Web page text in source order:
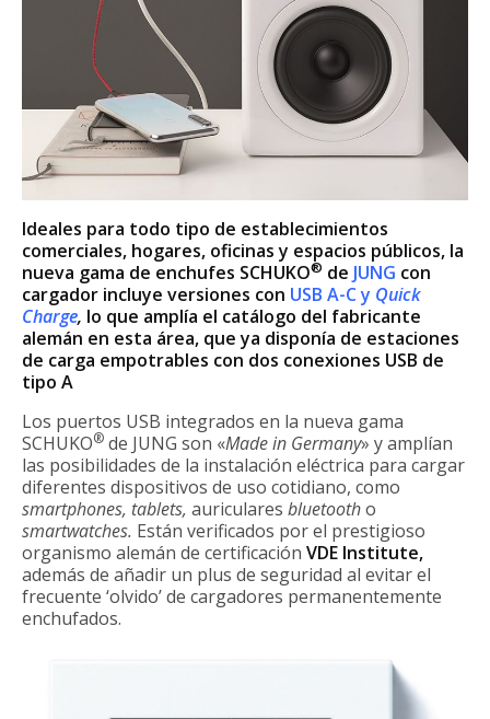
Ideales para todo tipo de establecimientos
comerciales, hogares, oficinas y espacios públicos, la
nueva gama de enchufes SCHUKO® de JUNG con
cargador incluye versiones con USB A-C y Quick
Charge, lo que amplía el catálogo del fabricante
alemán en esta área, que ya disponía de estaciones
de carga empotrables con dos conexiones USB de
tipo A
Los puertos USB integrados en la nueva gama
SCHUKO® de JUNG son «Made in Germany» y amplían
las posibilidades de la instalación eléctrica para cargar
diferentes dispositivos de uso cotidiano, como
smartphones, tablets, auriculares bluetootho
smartwatches. Están verificados por el prestigioso
organismo alemán de certificación VDE Institute,
además de añadir un plus de seguridad al evitar el
frecuente ‘olvido’ de cargadores permanentemente
enchufados.